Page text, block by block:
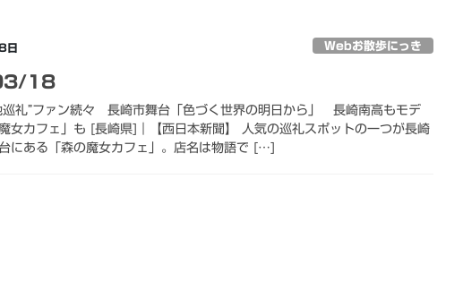
日 Webお散歩にっき
18
巡礼”ファン続々 長崎市舞台「色づく世界の明日から」 長崎南高もモデ
女カフェ」も [長崎県]｜【西日本新聞】 人気の巡礼スポットの一つが長崎
にある「森の魔女カフェ」。店名は物語で […]